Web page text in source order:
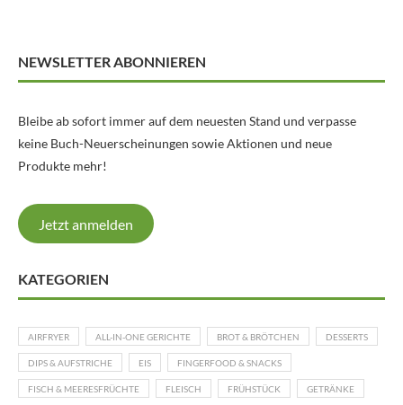
NEWSLETTER ABONNIEREN
Bleibe ab sofort immer auf dem neuesten Stand und verpasse
keine Buch-Neuerscheinungen sowie Aktionen und neue
Produkte mehr!
Jetzt anmelden
KATEGORIEN
AIRFRYER ALL-IN-ONE GERICHTE BROT & BRÖTCHEN DESSERTS
DIPS & AUFSTRICHE EIS FINGERFOOD & SNACKS
FISCH & MEERESFRÜCHTE FLEISCH FRÜHSTÜCK GETRÄNKE